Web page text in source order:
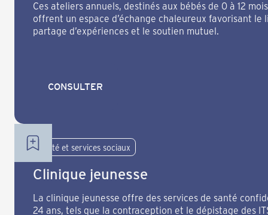
Ces ateliers annuels, destinés aux bébés de 0 à 12
offrent un espace d’échange chaleureux favorisant
partage d’expériences et le soutien mutuel.
CONSULTER
CONSULTER
Santé et services sociaux
Clinique jeunesse
La clinique jeunesse offre des services de santé
24 ans, tels que la contraception et le dépistage des